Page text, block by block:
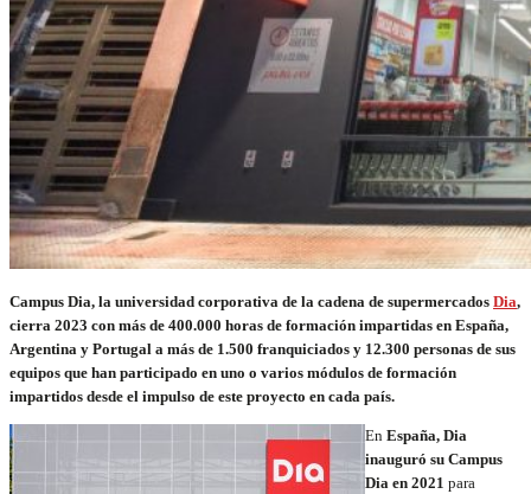
Campus Dia, la universidad corporativa de la cadena de supermercados Dia,
cierra 2023 con más de 400.000 horas de formación impartidas en España,
Argentina y Portugal a más de 1.500 franquiciados y 12.300 personas de sus
equipos que han participado en uno o varios módulos de formación
impartidos desde el impulso de este proyecto en cada país.
En España, Dia
inauguró su Campus
Dia en 2021 para